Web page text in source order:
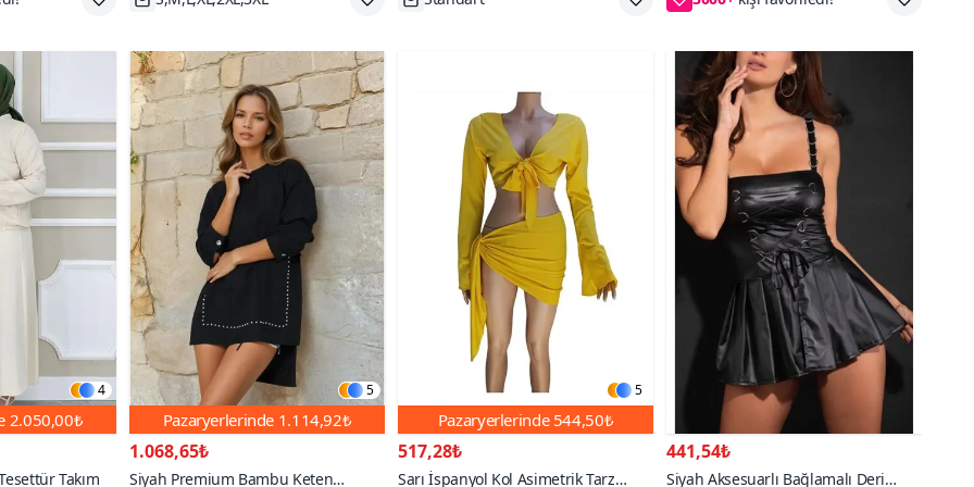
4
2.050,00₺
Takım
5
Pazaryerlerinde 1.114,92₺
1.068,65₺
Siyah Premium Bambu Keten
5
Pazaryerlerinde 544,50₺
517,28₺
Sarı İspanyol Kol Asimetrik Tarz
441,54₺
Siyah Aksesuarlı Bağlamalı Deri